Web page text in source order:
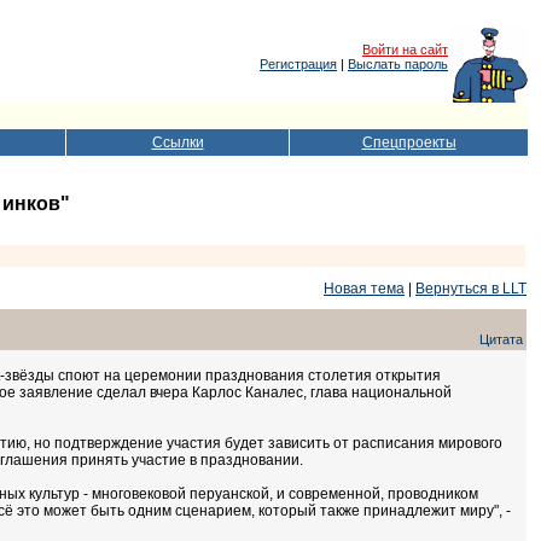
Войти на сайт
Регистрация | Выслать пароль
Ссылки Спецпроекты
Новая тема
Вернуться в LLT
Цитата
споют на церемонии празднования столетия открытия
заявление сделал вчера Карлос Каналес, глава национальной
но подтверждение участия будет зависить от расписания мирового
принять участие в праздновании.
культур - многовековой перуанской, и современной, проводником
это может быть одним сценарием, который также принадлежит миру", -